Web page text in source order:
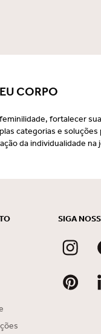
CORPO
feminilidade, fortalecer
categorias e soluções
da individualidade na
SIGA